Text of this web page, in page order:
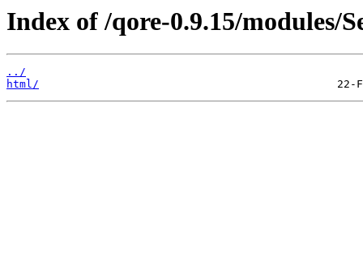
Index of /qore-0.9.15/modules/
../
html/